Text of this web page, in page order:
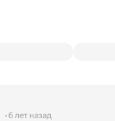
6 лет назад